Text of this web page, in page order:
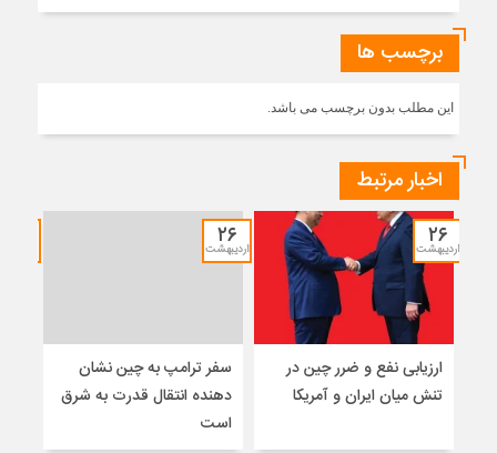
برچسب ها
این مطلب بدون برچسب می باشد.
اخبار مرتبط
۲۶
اردیبهشت
ارزیابی نفع و ضرر چین در
تنش میان ایران و آمریکا
۲۶
اردیبهشت
سفر ترامپ به چین نشان
دهنده انتقال قدرت به شرق
است